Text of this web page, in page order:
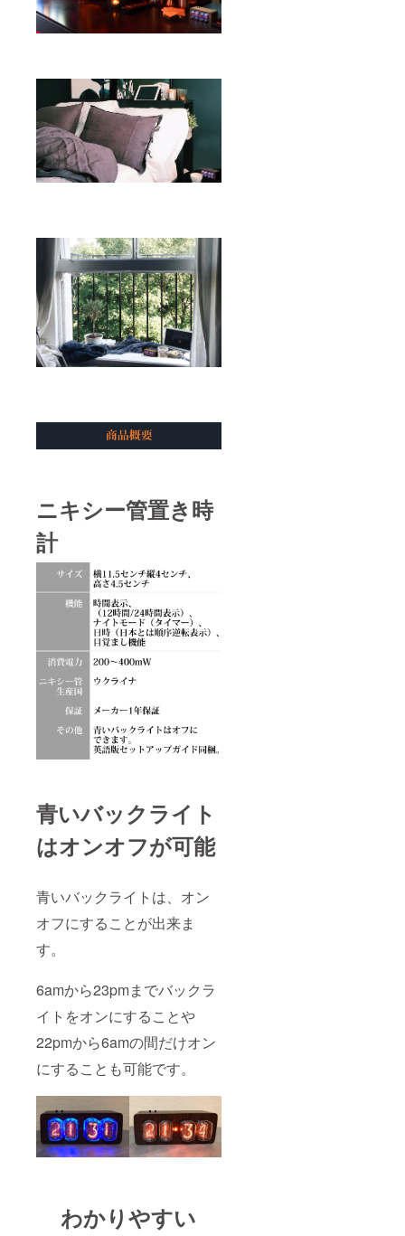
ニキシー管置き時
計
青いバックライト
はオンオフが可能
青いバックライトは、オン
オフにすることが出来ま
す。
6amから23pmまでバックラ
イトをオンにすることや
22pmから6amの間だけオン
にすることも可能です。
わかりやすい